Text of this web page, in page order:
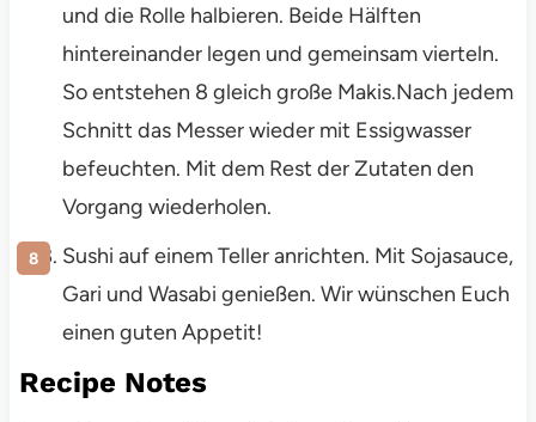
und die Rolle halbieren. Beide Hälften
hintereinander legen und gemeinsam vierteln.
So entstehen 8 gleich große Makis.Nach jedem
Schnitt das Messer wieder mit Essigwasser
befeuchten. Mit dem Rest der Zutaten den
Vorgang wiederholen.
Sushi auf einem Teller anrichten. Mit Sojasauce,
Gari und Wasabi genießen. Wir wünschen Euch
einen guten Appetit!
Recipe Notes